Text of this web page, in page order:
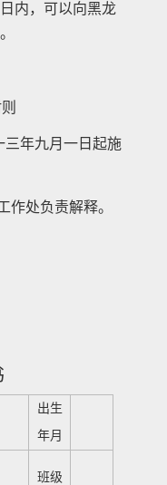
内，可以向黑龙
年九月一日起施
作处负责解释。
出生
年月
班级